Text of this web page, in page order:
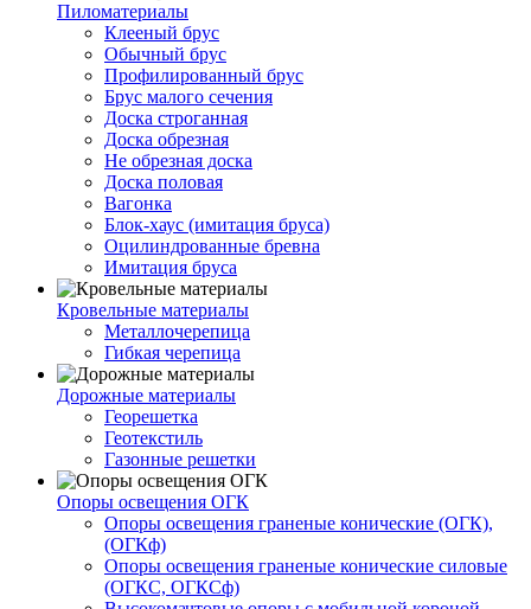
Пиломатериалы
Клееный брус
Обычный брус
Профилированный брус
Брус малого сечения
Доска строганная
Доска обрезная
Не обрезная доска
Доска половая
Вагонка
Блок-хаус (имитация бруса)
Оцилиндрованные бревна
Имитация бруса
Кровельные материалы
Металлочерепица
Гибкая черепица
Дорожные материалы
Георешетка
Геотекстиль
Газонные решетки
Опоры освещения ОГК
Опоры освещения граненые конические (ОГК),
(ОГКф)
Опоры освещения граненые конические силовые
(ОГКС, ОГКСф)